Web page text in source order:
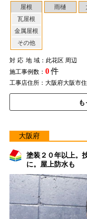
屋根
瓦屋根
金属屋根
その他
雨樋
対応地域：此花区 周辺
施工事例数： 0件
工事店住所：大阪府大阪市
も
大阪府
塗装２０年以上。
に。屋上防水も